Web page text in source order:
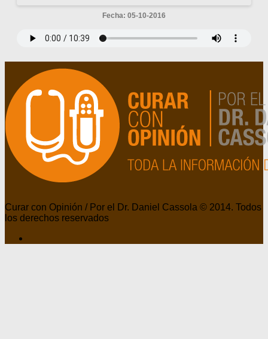
Fecha: 05-10-2016
Curar con Opinión / Por el Dr. Daniel Cassola © 2014. Todos
los derechos reservados